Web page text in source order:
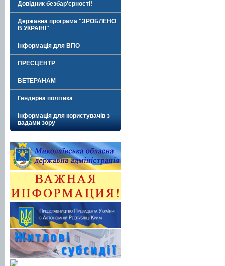
Довідник безбар'єрності!
Державна програма "ЗРОБЛЕНО
В УКРАЇНІ"
Інформація для ВПО
ПРЕСЦЕНТР
ВЕТЕРАНАМ
Гендерна політика
Інформація для користувачів з
вадами зору